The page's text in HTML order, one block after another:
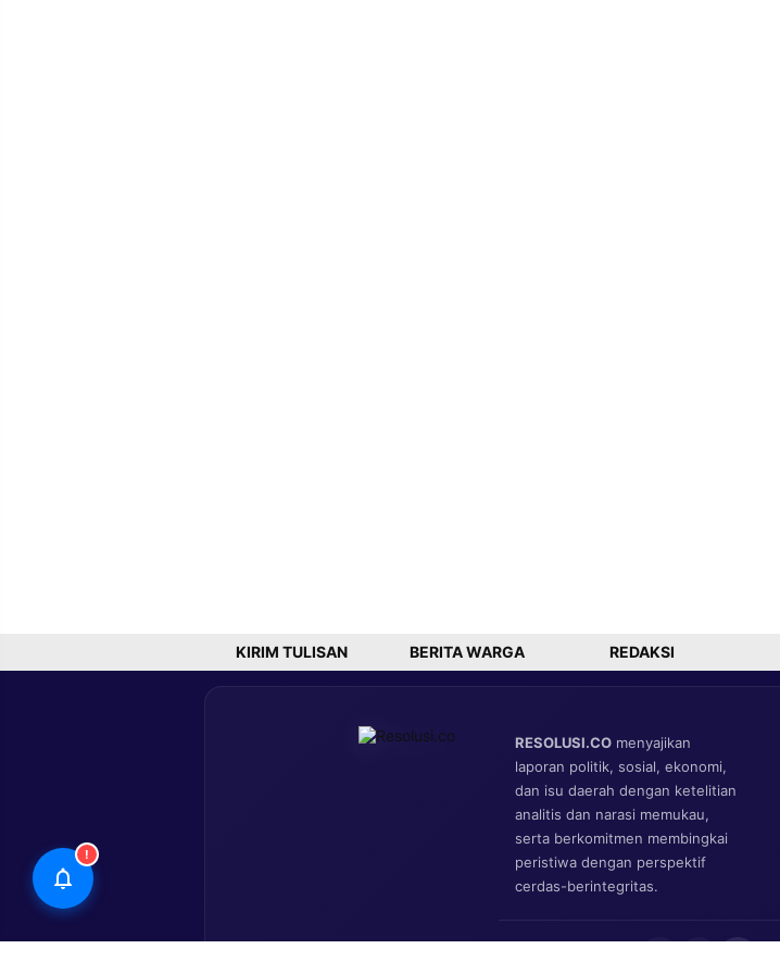
KIRIM TULISAN BERITA WARGA REDAKSI
RESOLUSI.CO menyajikan
laporan politik, sosial, ekonomi,
dan isu daerah dengan ketelitian
analitis dan narasi memukau,
serta berkomitmen membingkai
peristiwa dengan perspektif
cerdas-berintegritas.
!